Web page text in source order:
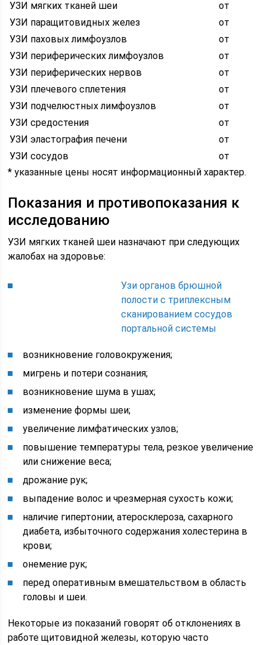
УЗИ мягких тканей шеи
от
УЗИ паращитовидных желез
от
УЗИ паховых лимфоузлов
от
УЗИ периферических лимфоузлов
от
УЗИ периферических нервов
от
УЗИ плечевого сплетения
от
УЗИ подчелюстных лимфоузлов
от
УЗИ средостения
от
УЗИ эластография печени
от
УЗИ сосудов
от
* указанные цены носят информационный характер.
Показания и противопоказания к
исследованию
УЗИ мягких тканей шеи назначают при следующих
жалобах на здоровье:
Узи органов брюшной
полости с триплексным
сканированием сосудов
портальной системы
возникновение головокружения;
мигрень и потери сознания;
возникновение шума в ушах;
изменение формы шеи;
увеличение лимфатических узлов;
повышение температуры тела, резкое увеличение
или снижение веса;
дрожание рук;
выпадение волос и чрезмерная сухость кожи;
наличие гипертонии, атеросклероза, сахарного
диабета, избыточного содержания холестерина в
крови;
онемение рук;
перед оперативным вмешательством в область
головы и шеи.
Некоторые из показаний говорят об отклонениях в
работе щитовидной железы, которую часто